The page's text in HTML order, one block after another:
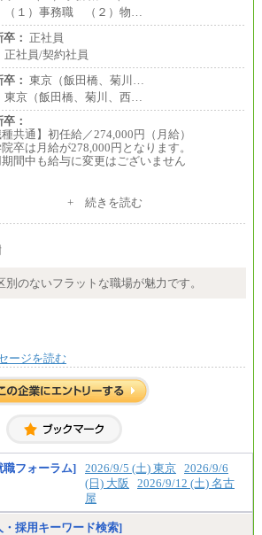
（１）事務職 （２）物…
： 正社員
正社員/契約社員
： 東京（飯田橋、菊川…
東京（飯田橋、菊川、西…
：
種共通】初任給／274,000円（月給）
卒は月給が278,000円となります。
間中も給与に変更はございません
～（４）274,000円（月給）～
年齢などを考慮のうえ、当社規程により優
容・勤務形態に応じて、上記給与の範囲内
間中も給与に変更はございません
+ 続きを読む
のないフラットな職場が魅力です。
ージを読む
職フォーラム] 2026/9/5 (土) 東京 2026/9/6
(日) 大阪
2026/9/12 (土) 名古
屋
採用キーワード検索]